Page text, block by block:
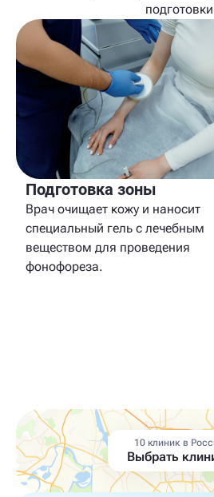
подготовки
Подготовка зоны
Врач очищает кожу и наносит
специальный гель с лечебным
веществом для проведения
фонофореза.
10 клиник в
Выбрать